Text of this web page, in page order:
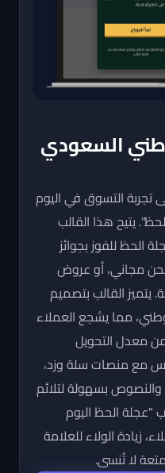
السعودي
تجربة التسوق في اليوم
يتيح هذا القالب
الحظ للفوز بجوائز
مجاني، أو عروض
القالب بتصميم
مما يشجع العملاء
معدل التحويل
مع منصات سلة وزد،
والنصوص بسهولة لتلائم
"عجلة الحظ اليوم
زيادة الولاء للعلامة
لا تُنسى.